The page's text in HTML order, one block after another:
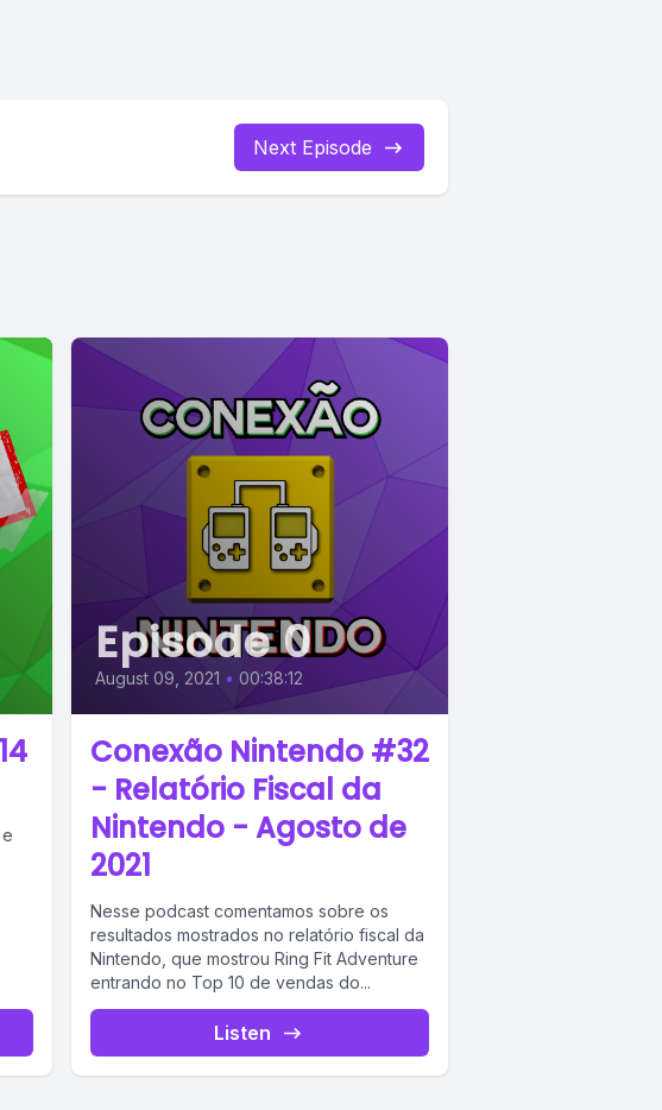
Next Episode
Episode 0
August 09, 2021 • 00:38:12
Conexão Nintendo #32
- Relatório Fiscal da
Nintendo - Agosto de
2021
Nesse podcast comentamos sobre os
resultados mostrados no relatório fiscal da
Nintendo, que mostrou Ring Fit Adventure
entrando no Top 10 de vendas do...
Listen